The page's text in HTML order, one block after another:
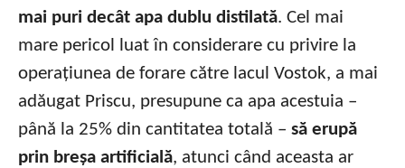
mai puri decât apa dublu distilată. Cel mai
mare pericol luat în considerare cu privire la
operațiunea de forare către lacul Vostok, a mai
adăugat Priscu, presupune ca apa acestuia –
până la 25% din cantitatea totală – să erupă
prin breșa artificială, atunci când aceasta ar